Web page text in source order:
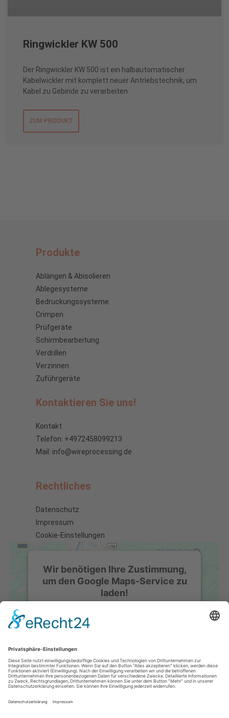
Ringwickler KW 500
Der Ringwickler KW 500 ist ein halbautomatischer
Kabelwickler mit komplett neuer Antriebstechnik, um
Kabel zu Gebinde zu verarbeiten.
ZUM PRODUKT
Produkte
Ablängen & Abisolieren
Ablegesysteme
Bedruckungssysteme
Crimpen
Prüfgeräte
Schirmbearbeitung
Verdrillen
Verzinnen
Zuführgeräte
Kontaktieren Sie uns!
Kontakt
Telefon: +4972458099213
Mail: info@wireprocessing.de
Rechtliches
Datenschutz
Impressum
Cookie-Einstellungen
Wir benötigen Ihre Zustimmung,
um den Google Maps-Service zu
laden!
Drittanbieters, um Karteninhalte
die Details durch und stimmen Sie der
Nutzung des Service zu, um diese Karte
anzuzeigen.